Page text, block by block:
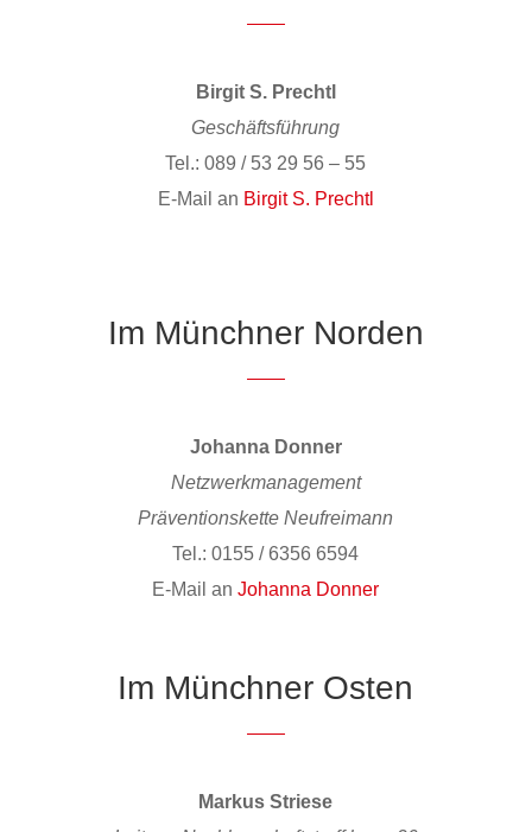
Birgit S. Prechtl
Geschäftsführung
Tel.: 089 / 53 29 56 – 55
E-Mail an Birgit S. Prechtl
Im Münchner Norden
Johanna Donner
Netzwerkmanagement
Präventionskette Neufreimann
Tel.: 0155 / 6356 6594
E-Mail anJohanna Donner
Im Münchner Osten
Markus Striese